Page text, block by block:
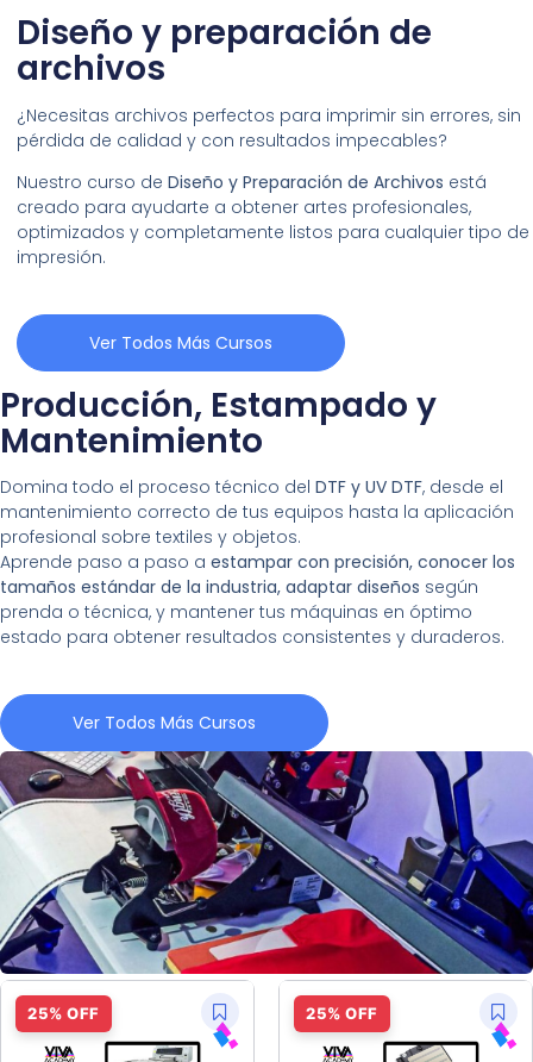
Diseño y preparación de
archivos
¿Necesitas archivos perfectos para imprimir sin errores, sin
pérdida de calidad y con resultados impecables?
Nuestro curso de Diseño y Preparación de Archivos está
creado para ayudarte a obtener artes profesionales,
optimizados y completamente listos para cualquier tipo de
impresión.
Ver Todos Más Cursos
Producción, Estampado y
Mantenimiento
Domina todo el proceso técnico del DTF y UV DTF, desde el
mantenimiento correcto de tus equipos hasta la aplicación
profesional sobre textiles y objetos.
Aprende paso a paso a estampar con precisión, conocer los
tamaños estándar de la industria, adaptar diseños según
prenda o técnica, y mantener tus máquinas en óptimo
estado para obtener resultados consistentes y duraderos.
Ver Todos Más Cursos